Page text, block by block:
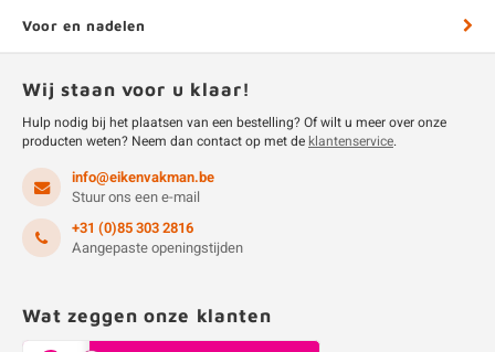
Voor en nadelen
Wij staan voor u klaar!
Hulp nodig bij het plaatsen van een bestelling? Of wilt u meer over onze
producten weten? Neem dan contact op met deklantenservice.
info@eikenvakman.be
Stuur ons een e-mail
+31 (0)85 303 2816
Aangepaste openingstijden
Wat zeggen onze klanten